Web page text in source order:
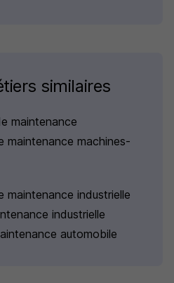
similaires
maintenance
maintenance machines-
maintenance industrielle
industrielle
automobile